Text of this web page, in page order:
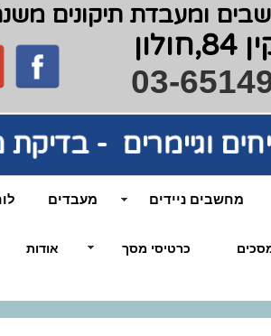
מחשבים ניידים מעבדים
כרטיסי מסך אודות
ומעבדת תיקונים משנת
03-
וגיימרים -